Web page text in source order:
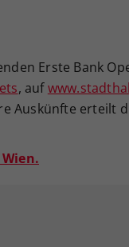
Erste Bank
, auf
Auskünfte erteilt